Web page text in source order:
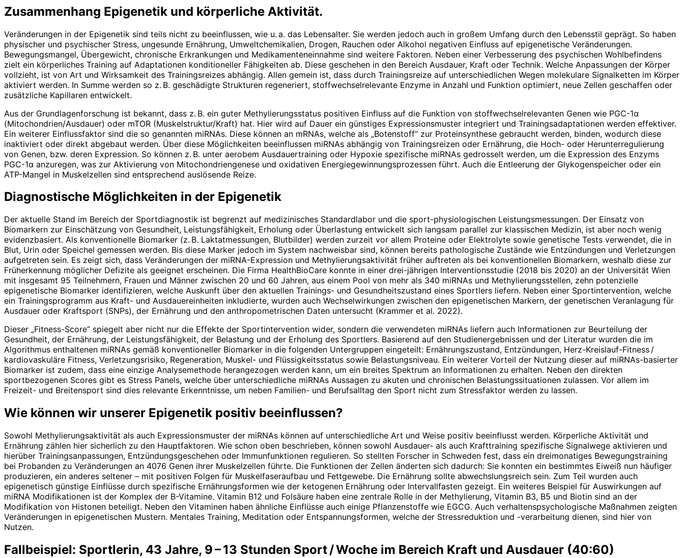
Zusammenhang Epigenetik und körperliche Aktivität.
Veränderungen in der Epigenetik sind teils nicht zu beeinflussen, wie u. a. das Lebensalter. Sie werden jedoch auch in großem Umfang durch den Lebensstil geprägt. So haben
physischer und psychischer Stress, ungesunde Ernährung, Umweltchemikalien, Drogen, Rauchen oder Alkohol negativen Einfluss auf epigenetische Veränderungen.
Bewegungsmangel, Übergewicht, chronische Erkrankungen und Medikamenten­einnahme sind weitere Faktoren. Neben einer Verbesserung des psychischen Wohlbefindens
zielt ein körperliches Training auf Adaptationen konditioneller Fähigkeiten ab. Diese geschehen in den Bereich Ausdauer, Kraft oder Technik. Welche Anpassungen der Körper
vollzieht, ist von Art und Wirksamkeit des Trainingsreizes abhängig. Allen gemein ist, dass durch Trainingsreize auf unterschiedlichen Wegen molekulare Signalketten im Körper
aktiviert werden. In Summe werden so z. B. geschädigte Strukturen regeneriert, stoffwechselrelevante Enzyme in Anzahl und Funktion optimiert, neue Zellen geschaffen oder
zusätzliche Kapillaren entwickelt.
Aus der Grundlagenforschung ist bekannt, dass z. B. ein guter Methylierungsstatus positiven Einfluss auf die Funktion von stoffwechselrelevanten Genen wie PGC-1α
(Mitochondrien/Ausdauer) oder mTOR (Muskelstruktur/Kraft) hat. Hier wird auf Dauer ein günstiges Expressionsmuster integriert und Trainingsadaptationen werden effektiver.
Ein weiterer Einflussfaktor sind die so genannten miRNAs. Diese können an mRNAs, welche als „Botenstoff“ zur Proteinsynthese gebraucht werden, binden, wodurch diese
inaktiviert oder direkt abgebaut werden. Über diese Möglichkeiten beeinflussen miRNAs abhängig von Trainingsreizen oder Ernährung, die Hoch- oder Herunter­regulierung
von Genen, bzw. deren Expression. So können z. B. unter aerobem Ausdauertraining oder Hypoxie spe­zifische miRNAs gedrosselt werden, um die Expression des Enzyms
PGC-1α anzuregen, was zur Aktivierung von Mitochondriengenese und oxidativen Energiegewinnungsprozessen führt. Auch die Entleerung der Glykogenspeicher oder ein
ATP-Mangel in Muskelzellen sind entsprechend auslösende Reize.
Diagnostische Möglichkeiten in der Epigenetik
Der aktuelle Stand im Bereich der Sportdiagnostik ist begrenzt auf medizinisches Standardlabor und die sport-physiologischen Leistungsmessungen. Der Einsatz von
Biomarkern zur Einschätzung von Gesundheit, Leistungsfähigkeit, Erholung oder Überlastung entwickelt sich langsam parallel zur klassischen Medizin, ist aber noch wenig
evidenzbasiert. Als konventionelle Biomarker (z. B. Laktatmessungen, Blutbilder) werden zurzeit vor allem Proteine oder Elektrolyte sowie genetische Tests verwendet, die in
Blut, Urin oder Speichel gemessen werden. Bis diese Marker jedoch im System nachweisbar sind, können bereits pathologische Zustände wie Entzündungen und Verletzungen
aufgetreten sein. Es zeigt sich, dass Veränderungen der miRNA-Expression und Methylierungsaktivität früher auftreten als bei konventionellen Biomarkern, weshalb diese zur
Früherkennung möglicher Defizite als geeignet erscheinen. Die Firma HealthBioCare konnte in einer drei-jährigen Interventionsstudie (2018 bis 2020) an der Universität Wien
mit insgesamt 95 Teilnehmern, Frauen und Männer zwischen 20 und 60 Jahren, aus einem Pool von mehr als 340 miRNAs und Methylierungsstellen, zehn potenzielle
epigenetische Biomarker identifizieren, welche Auskunft über den aktuellen Trainings- und Gesundheitszustand eines Sportlers liefern. Neben einer Sportintervention, welche
ein Trainingsprogramm aus Kraft- und Ausdauereinheiten inkludierte, wurden auch Wechselwirkungen zwischen den epigenetischen Markern, der genetischen Veranlagung für
Ausdauer oder Kraftsport (SNPs), der Ernährung und den anthropometrischen Daten untersucht (Krammer et al. 2022).
Dieser „Fitness-Score“ spiegelt aber nicht nur die Effekte der Sportintervention wider, sondern die verwendeten miRNAs liefern auch Informationen zur Beurteilung der
Gesundheit, der Ernährung, der Leistungsfähigkeit, der Belastung und der Erholung des Sportlers. Basierend auf den Studienergebnissen und der Literatur wurden die im
Algorithmus enthaltenen miRNAs gemäß konventioneller Biomarker in die folgenden Untergruppen eingeteilt: Ernährungszustand, Entzündungen, Herz-Kreislauf-Fitness /
kardiovaskuläre Fitness, Verletzungsrisiko, Regeneration, Muskel- und Flüssigkeitsstatus sowie Belastungsniveau. Ein weiterer Vorteil der Nutzung dieser auf miRNAs-basierter
Biomarker ist zudem, dass eine einzige Analysemethode herangezogen werden kann, um ein breites Spektrum an Informationen zu erhalten. Neben den direkten
sportbezogenen Scores gibt es Stress Panels, welche über unterschiedliche miRNAs Aussagen zu akuten und chronischen Belastungssituationen zulassen. Vor allem im
Freizeit- und Breitensport sind dies relevante Erkenntnisse, um neben Familien- und Berufsalltag den Sport nicht zum Stressfaktor werden zu lassen.
Wie können wir unserer Epigenetik positiv beeinflussen?
Sowohl Methylierungsaktivität als auch Expressionsmuster der miRNAs können auf unterschiedliche Art und Weise positiv beeinflusst werden. Körperliche Aktivität und
Ernährung zählen hier sicherlich zu den Hauptfaktoren. Wie schon oben beschrieben, können sowohl Ausdauer- als auch Krafttraining spezifische Signalwege aktivieren und
hierüber Trainingsanpassungen, Entzündungsgeschehen oder Immunfunktionen regulieren. So stellten Forscher in Schweden fest, dass ein dreimonatiges Bewegungstraining
bei Probanden zu Veränderungen an 4076 Genen ihrer Muskelzellen führte. Die Funktionen der Zellen änderten sich dadurch: Sie konnten ein bestimmtes Eiweiß nun häufiger
produzieren, ein anderes seltener – mit positiven Folgen für Muskelfaseraufbau und Fettgewebe. Die Ernährung sollte abwechslungsreich sein. Zum Teil wurden auch
epigenetisch günstige Einflüsse durch spezifische Ernährungsformen wie der ketogenen Ernährung oder Intervallfasten gezeigt. Ein weiteres Beispiel für Auswirkungen auf
miRNA Modifikationen ist der Komplex der B-Vitamine. Vitamin B12 und Folsäure haben eine zentrale Rolle in der Methylierung, Vitamin B3, B5 und Biotin sind an der
Modifikation von Histonen beteiligt. Neben den Vitaminen haben ähnliche Einflüsse auch einige Pflanzenstoffe wie EGCG. Auch verhaltenspsychologische Maßnahmen zeigten
Veränderungen in epigenetischen Mustern. Mentales Training, Meditation oder Entspannungsformen, welche der Stressreduktion und -verarbeitung dienen, sind hier von
Nutzen.
Fallbeispiel: Sportlerin, 43 Jahre, 9 – 13 Stunden Sport / Woche im Bereich Kraft und Ausdauer (40:60)